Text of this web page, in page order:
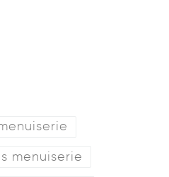
menuiserie